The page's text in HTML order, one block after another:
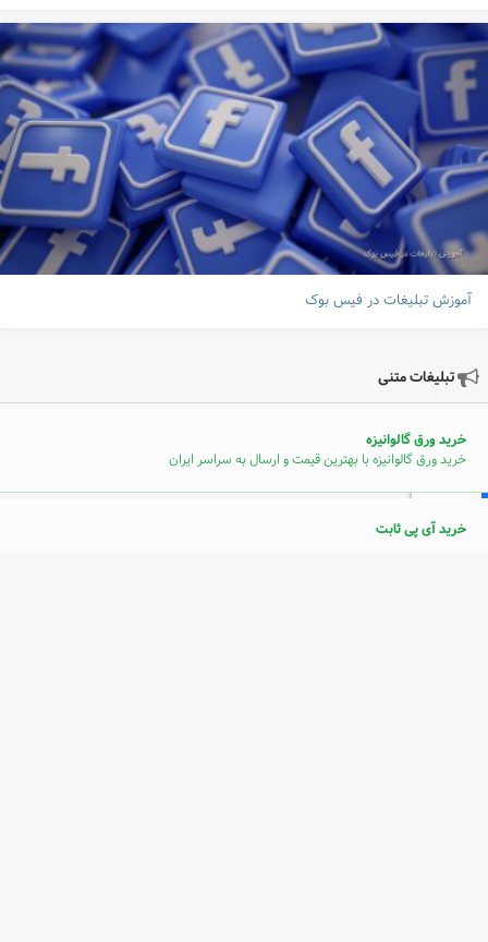
آموزش تبلیغات در فیس بوک
تبلیغات متنی
خرید ورق گالوانیزه
خرید ورق گالوانیزه با بهترین قیمت و ارسال به سراسر ایران
خرید آی پی ثابت